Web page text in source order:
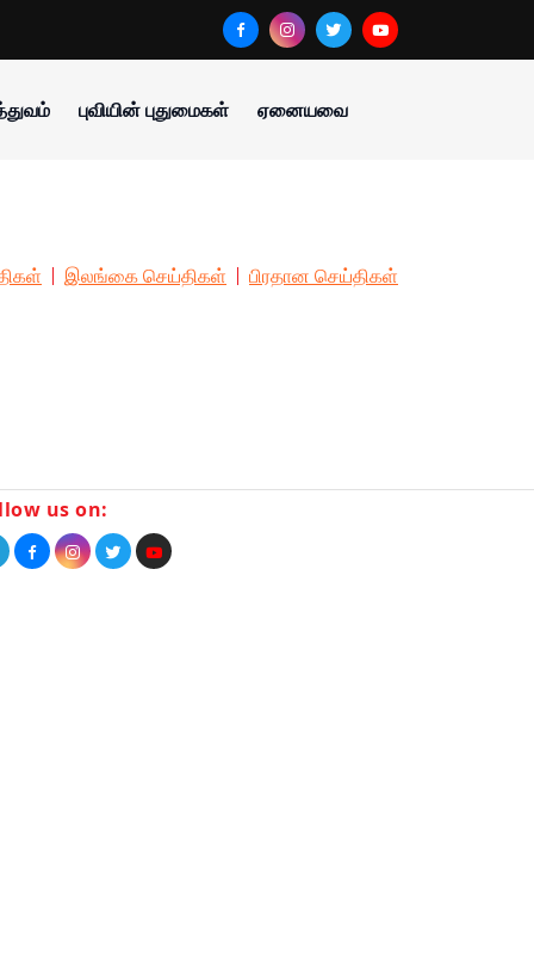
புவியின் புதுமைகள் ஏனையவை
இலங்கை செய்திகள் பிரதான செய்திகள்
us on: